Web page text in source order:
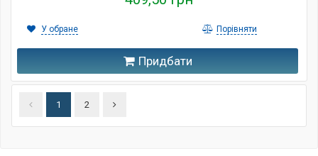
Придбати
У обране Порівняти
1 2